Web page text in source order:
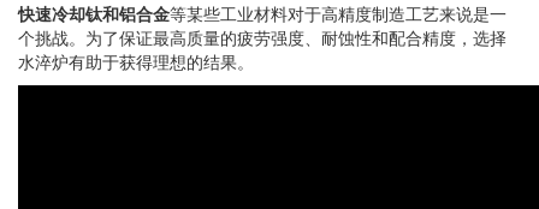
快速冷却钛和铝合金等某些工业材料对于高精度制造工艺来说是一
个挑战。为了保证最高质量的疲劳强度、耐蚀性和配合精度，选择
水淬炉有助于获得理想的结果。